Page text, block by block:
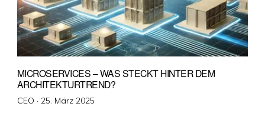
MICROSERVICES – WAS STECKT HINTER DEM
ARCHITEKTURTREND?
CEO · Veröffentlicht
25. März 2025